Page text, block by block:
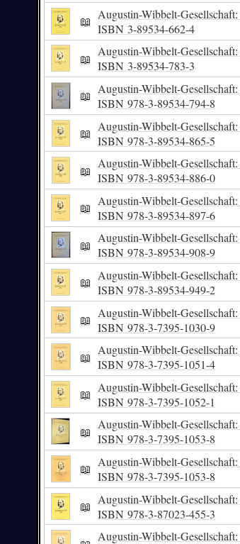
📖 Augustin-Wibbelt-Gesellschaft:
ISBN 3-89534-662-4
📖 Augustin-Wibbelt-Gesellschaft:
ISBN 3-89534-783-3
📖 Augustin-Wibbelt-Gesellschaft:
ISBN978-3-89534-794-8
📖 Augustin-Wibbelt-Gesellschaft:
ISBN978-3-89534-865-5
📖 Augustin-Wibbelt-Gesellschaft:
ISBN978-3-89534-886-0
📖 Augustin-Wibbelt-Gesellschaft:
ISBN978-3-89534-897-6
📖 Augustin-Wibbelt-Gesellschaft:
ISBN978-3-89534-908-9
📖 Augustin-Wibbelt-Gesellschaft:
ISBN978-3-89534-949-2
📖 Augustin-Wibbelt-Gesellschaft:
ISBN978-3-7395-1030-9
📖 Augustin-Wibbelt-Gesellschaft:
ISBN978-3-7395-1051-4
📖 Augustin-Wibbelt-Gesellschaft:
ISBN978-3-7395-1052-1
📖 Augustin-Wibbelt-Gesellschaft:
ISBN978-3-7395-1053-8
📖 Augustin-Wibbelt-Gesellschaft:
ISBN978-3-7395-1053-8
📖 Augustin-Wibbelt-Gesellschaft:
ISBN978-3-87023-455-3
Augustin-Wibbelt-Gesellschaft: